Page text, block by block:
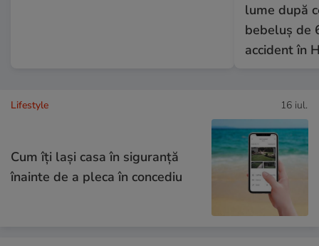
lume după
bebeluș de
accident în
Lifestyle 16 iul.
Cum îţi laşi casa în siguranţă
înainte de a pleca în concediu